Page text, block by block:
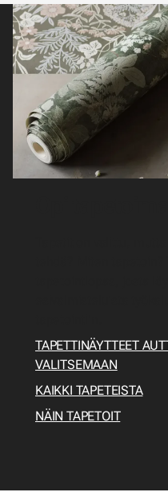
TAPETTINÄYTTEET
VALITSEMAAN
KAIKKI TAPETEISTA
NÄIN TAPETOIT